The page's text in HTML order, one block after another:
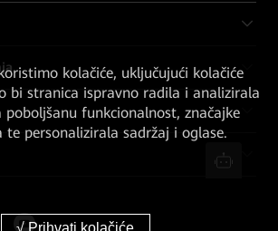
kolačiće, uključujući kolačiće
bi stranica ispravno radila i analizirala
funkcionalnost, značajke
te personalizirala sadržaj i oglase.